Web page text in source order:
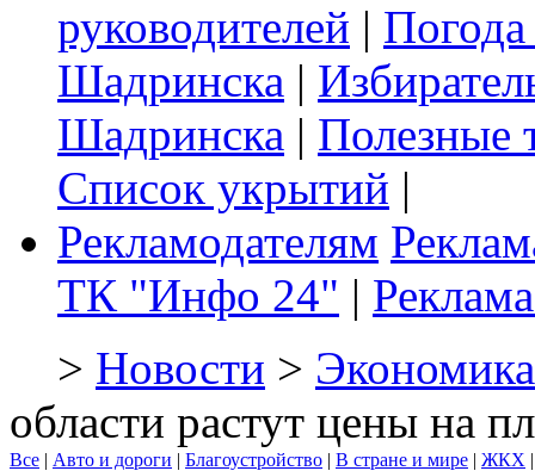
руководителей |
Шадринска |
Шадринска | Полезные
Список укрытий |
Рекламодателям
ТК "Инфо 24" |
> Новости >
области растут цены на
Все | Авто и дороги | Благоустройство | В стране и мире | ЖКХ